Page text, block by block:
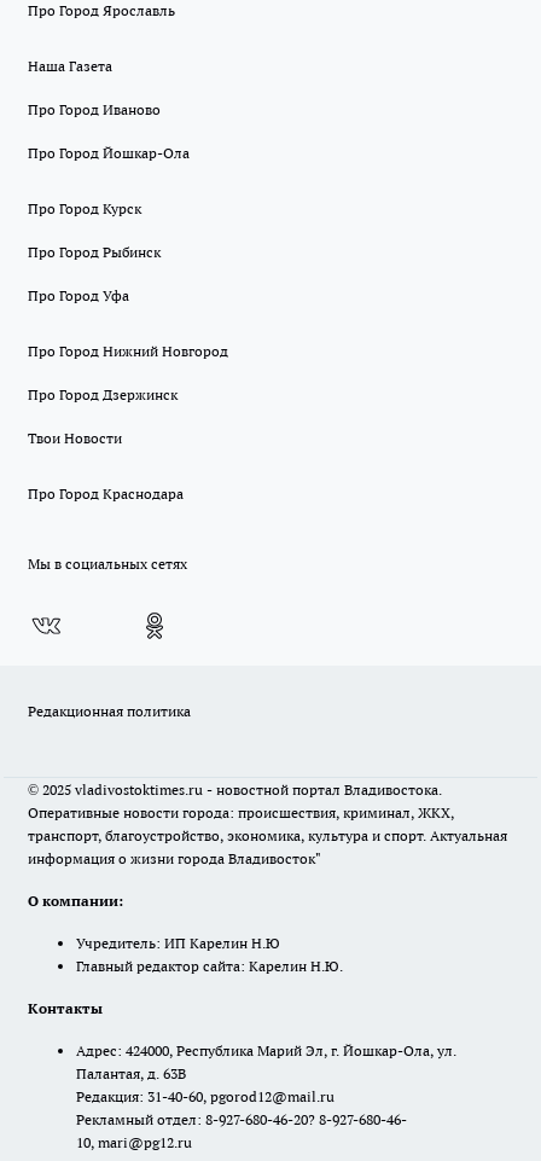
Про Город Ярославль
Наша Газета
Про Город Иваново
Про Город Йошкар-Ола
Про Город Курск
Про Город Рыбинск
Про Город Уфа
Про Город Нижний Новгород
Про Город Дзержинск
Твои Новости
Про Город Краснодара
Мы в социальных сетях
Редакционная политика
© 2025 vladivostoktimes.ru - новостной портал Владивостока.
Оперативные новости города: происшествия, криминал, ЖКХ,
транспорт, благоустройство, экономика, культура и спорт. Актуальная
информация о жизни города Владивосток"
О компании:
Учредитель: ИП Карелин Н.Ю
Главный редактор сайта: Карелин Н.Ю.
Контакты
Адрес: 424000, Республика Марий Эл, г. Йошкар-Ола, ул.
Палантая, д. 63В
Редакция: 31-40-60, pgorod12@mail.ru
Рекламный отдел: 8-927-680-46-20? 8-927-680-46-
10, mari@pg12.ru